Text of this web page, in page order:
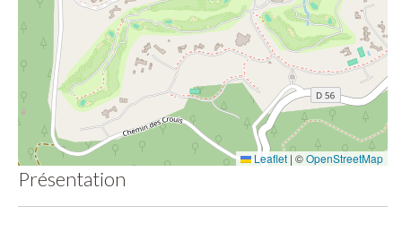
Leaflet | ©OpenStreetMap
Présentation